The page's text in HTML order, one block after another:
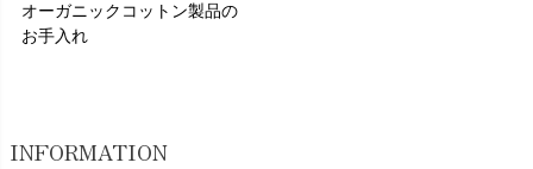
オーガニックコットン製品の
お手入れ
INFORMATION